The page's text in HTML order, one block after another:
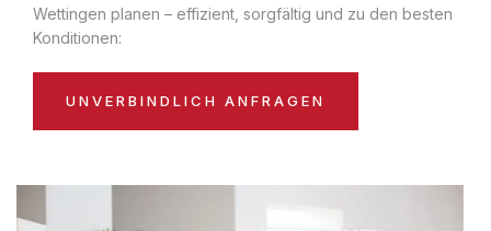
Wettingen planen – effizient, sorgfältig und zu den besten
Konditionen:
UNVERBINDLICH ANFRAGEN